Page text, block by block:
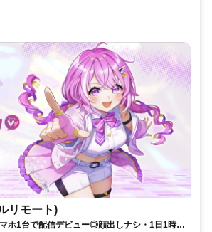
リモート)
ホ1台で配信デビュー◎顔出しナシ・1日1時間